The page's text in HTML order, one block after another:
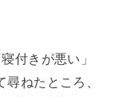
付きが悪い」
尋ねたところ、